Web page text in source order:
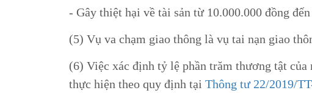
- Gây thiệt hại về tài sản từ 10.000.000 đồng
(5) Vụ va chạm giao thông là vụ tai nạn giao
(6) Việc xác định tỷ lệ phần trăm thương tật
thực hiện theo quy định tại Thông tư 22/2019/